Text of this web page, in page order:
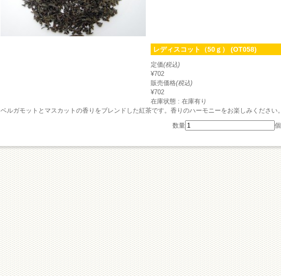
レディスコット（50ｇ） (OT058)
定価(税込)
¥702
販売価格(税込)
¥702
在庫状態 : 在庫有り
ベルガモットとマスカットの香りをブレンドした紅茶です。香りのハーモニーをお楽しみください。
数量 個